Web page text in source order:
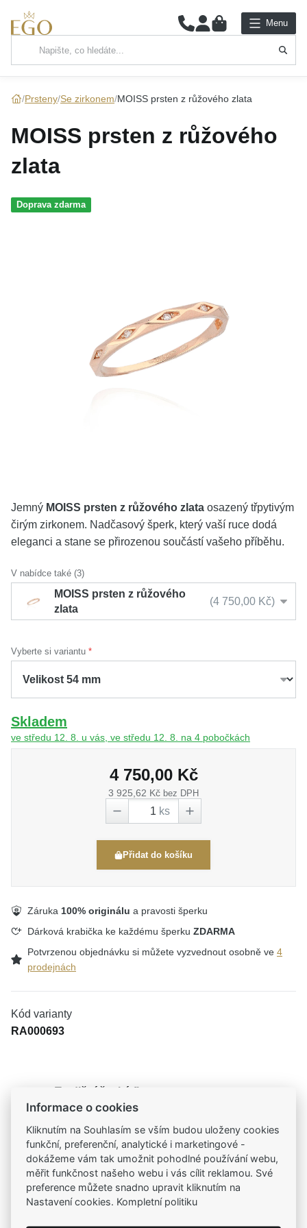
0 Menu
Hlavní kategorie
Prsteny Se zirkonem MOISS prsten z růžového zlata
MOISS prsten z růžového
zlata
Doprava zdarma
Jemný MOISS prsten z růžového zlata osazený třpytivým
čirým zirkonem. Nadčasový šperk, který vaší ruce dodá
eleganci a stane se přirozenou součástí vašeho příběhu.
V nabídce také (3)
MOISS prsten z růžového
zlata
4 750,00 Kč
Vyberte si variantu
Skladem
ve středu 12. 8. u vás, ve středu 12. 8. na 4 pobočkách
4 750,00 Kč
3 925,62 Kč bez DPH
ks
Přidat do košíku
Záruka 100% originálu a pravosti šperku
Dárková krabička ke každému šperku ZDARMA
Potvrzenou objednávku si můžete vyzvednout osobně ve 4
prodejnách
Kód varianty
RA000693
Tradiční česká firma
Už od roku 2001 jsme součástí vašich příběhů
Široký výběr produktů
Na našem e-shopu máte výběr z tisíců šperků
Garance vysoké kvality
Informace o cookies
Kliknutím na Souhlasím se vším budou uloženy cookies
funkční, preferenční, analytické i marketingové -
dokážeme vám tak umožnit pohodlné používání webu,
měřit funkčnost našeho webu i vás cílit reklamou. Své
preference můžete snadno upravit kliknutím na
Nastavení cookies. Kompletní politiku